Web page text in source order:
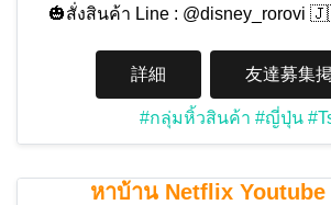
🎃สั่งสินค้า Line :
詳細 友達募集
#กลุ่มหิ้วสินค้า #ญี่ปุ่น
หาบ้าน Netflix